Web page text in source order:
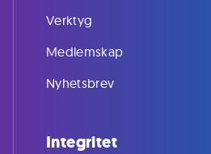
Verktyg
Medlemskap
Nyhetsbrev
Integritet